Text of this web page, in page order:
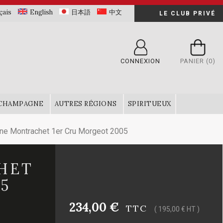
English 日本語 中文 LE CLUB PRIVÉ
CONNEXION PANIER (0)
AUTRES RÉGIONS SPIRITUEUX
Montrachet 1er Cru Morgeot 2005
234,00 € TTC ( 195,00 € HT )